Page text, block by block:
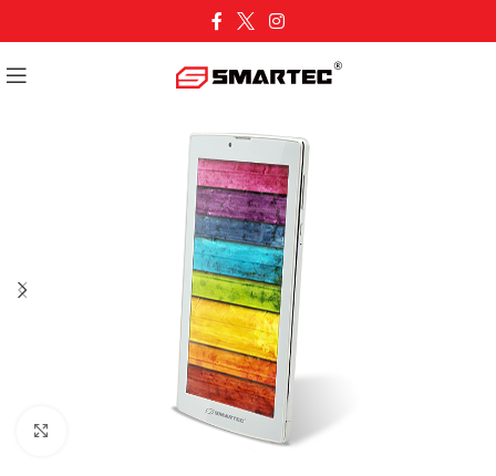
Cliquez pour agrandir